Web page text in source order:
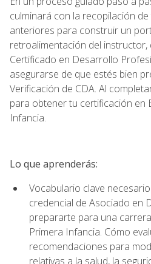
culminará con la recopilación
anteriores para construir un
retroalimentación del instructor,
Certificado en Desarrollo
asegurarse de que estés bien
Verificación de CDA. Al
para obtener tu certificación en
Infancia.
Lo que aprenderás:
Vocabulario clave
credencial de Asociado en
prepararte para una
Primera Infancia. Cómo
recomendaciones para
relativas a la salud, la